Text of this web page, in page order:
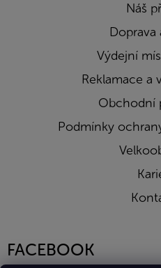
Náš
Doprava
Výdejní
Reklamace a
Obchodní
Podmínky
FACEBOOK